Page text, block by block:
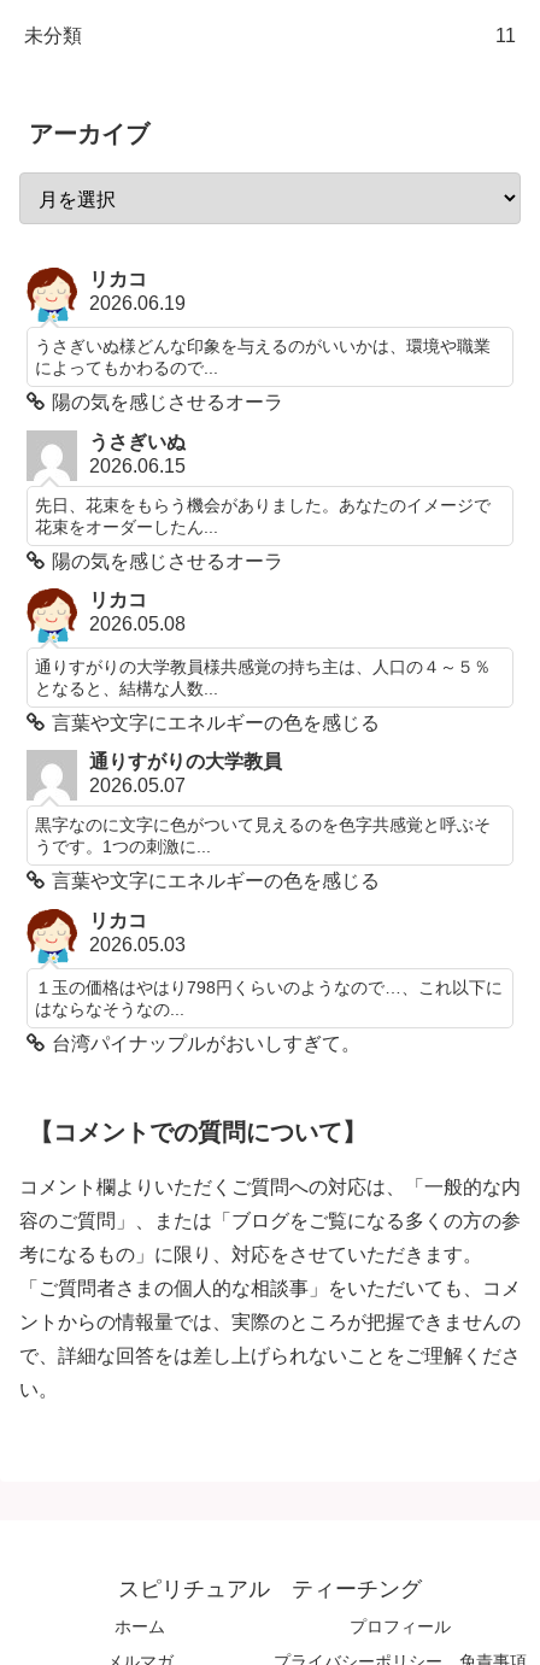
未分類 11
アーカイブ
リカコ
2026.06.19
うさぎいぬ様どんな印象を与えるのがいいかは、環境や職業
によってもかわるので...
陽の気を感じさせるオーラ
うさぎいぬ
2026.06.15
先日、花束をもらう機会がありました。あなたのイメージで
花束をオーダーしたん...
陽の気を感じさせるオーラ
リカコ
2026.05.08
通りすがりの大学教員様共感覚の持ち主は、人口の４～５％
となると、結構な人数...
言葉や文字にエネルギーの色を感じる
通りすがりの大学教員
2026.05.07
黒字なのに文字に色がついて見えるのを色字共感覚と呼ぶそ
うです。1つの刺激に...
言葉や文字にエネルギーの色を感じる
リカコ
2026.05.03
１玉の価格はやはり798円くらいのようなので…、これ以下に
はならなそうなの...
台湾パイナップルがおいしすぎて。
【コメントでの質問について】
コメント欄よりいただくご質問への対応は、「一般的な内
容のご質問」、または「ブログをご覧になる多くの方の参
考になるもの」に限り、対応をさせていただきます。
「ご質問者さまの個人的な相談事」をいただいても、コメ
ントからの情報量では、実際のところが把握できませんの
で、詳細な回答をは差し上げられないことをご理解くださ
い。
スピリチュアル ティーチング
ホーム
プロフィール